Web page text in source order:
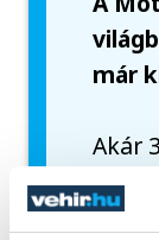
már
Akár
a